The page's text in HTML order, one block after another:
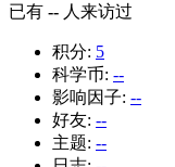
已有 -- 人来访过
积分: 5
科学币: --
影响因子: --
好友: --
主题: --